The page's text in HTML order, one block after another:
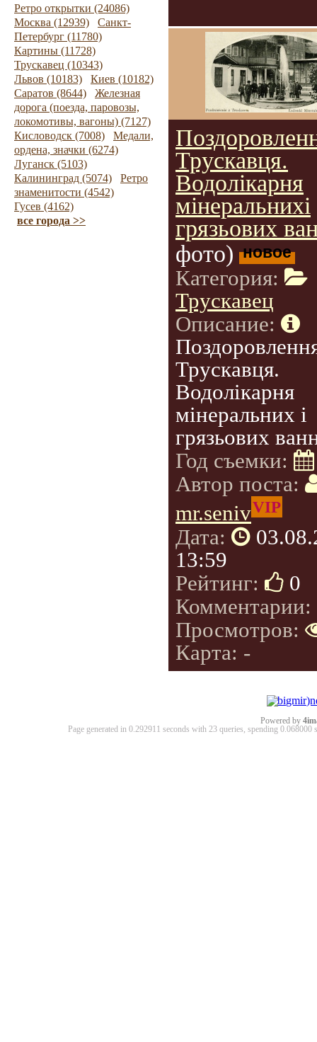
Ретро открытки (24086)
Москва (12939)
Санкт-
Петербург (11780)
Картины (11728)
Трускавец (10343)
Львов (10183)
Киев (10182)
Саратов (8644)
Железная
дорога (поезда, паровозы,
локомотивы, вагоны) (7127)
Кисловодск (7008)
Медали,
ордена, значки (6274)
Луганск (5103)
Калининград (5074)
Ретро
знаменитости (4542)
Гусев (4162)
все города >>
Трускавця.
Водолікарня
мінеральнихі
грязьових
фото) новое
Категория:
Трускавец
Описание:
Трускавця.
Водолікарня
мінеральних і
грязьових
Год съемки:
Автор поста:
mr.senivVIP
Дата:
13:59
Рейтинг:
0
Комментарии:
Просмотров:
Карта: -
Powered by
Page generated in 0.292911 seconds with 23 queries, spending